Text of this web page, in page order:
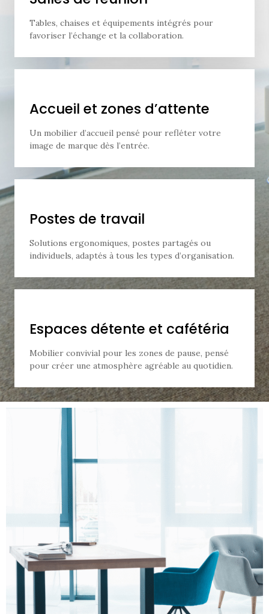
Tables, chaises et équipements intégrés pour
favoriser l’échange et la collaboration.
Accueil et zones d’attente
Un mobilier d’accueil pensé pour refléter votre
image de marque dès l’entrée.
Postes de travail
Solutions ergonomiques, postes partagés ou
individuels, adaptés à tous les types d’organisation.
Espaces détente et cafétéria
Mobilier convivial pour les zones de pause, pensé
pour créer une atmosphère agréable au quotidien.